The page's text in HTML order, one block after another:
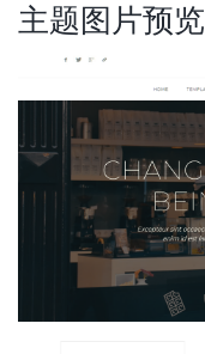
主题图片预览